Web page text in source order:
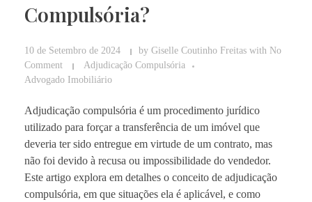
Compulsória?
10 de Setembro de 2024 by Giselle Coutinho Freitas with No
Comment
Adjudicação Compulsória
Advogado Imobiliário
Adjudicação compulsória é um procedimento jurídico
utilizado para forçar a transferência de um imóvel que
deveria ter sido entregue em virtude de um contrato, mas
não foi devido à recusa ou impossibilidade do vendedor.
Este artigo explora em detalhes o conceito de adjudicação
compulsória, em que situações ela é aplicável, e como